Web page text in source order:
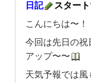
日記
スター
こんにちは〜！
今回は先日の
アップ〜〜
天気予報では